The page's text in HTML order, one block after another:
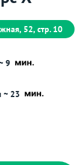
52, стр. 10
9
~ 23